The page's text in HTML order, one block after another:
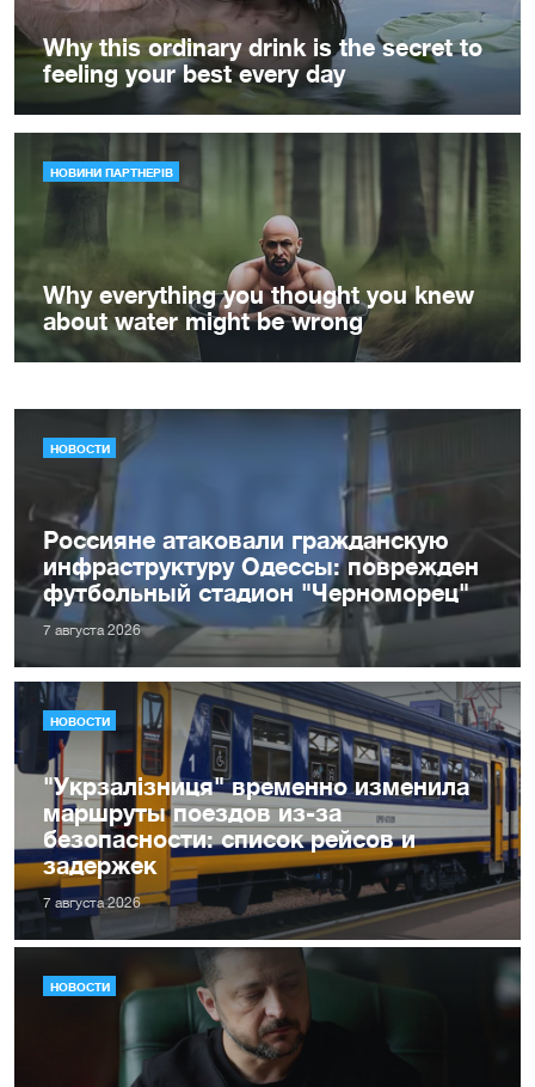
НОВОСТИ
Россияне атаковали гражданскую
инфраструктуру Одессы: поврежден
футбольный стадион "Черноморец"
7 августа 2026
НОВОСТИ
"Укрзалізниця" временно изменила
маршруты поездов из-за
безопасности: список рейсов и
задержек
7 августа 2026
НОВОСТИ